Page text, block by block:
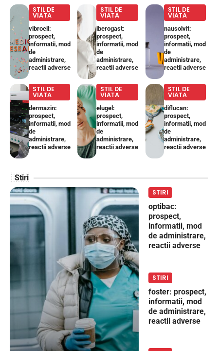
STIL DE
VIATA
vibrocil:
prospect,
informatii, mod
de
administrare,
reactii adverse
STIL DE
VIATA
iberogast:
prospect,
informatii, mod
de
administrare,
reactii adverse
STIL DE
VIATA
nausolvit:
prospect,
informatii, mod
de
administrare,
reactii adverse
STIL DE
VIATA
dermazin:
prospect,
informatii, mod
de
administrare,
reactii adverse
STIL DE
VIATA
elugel:
prospect,
informatii, mod
de
administrare,
reactii adverse
STIL DE
VIATA
diflucan:
prospect,
informatii, mod
de
administrare,
reactii adverse
Stiri
STIRI
optibac:
prospect,
informatii, mod
de administrare,
reactii adverse
STIRI
foster: prospect,
informatii, mod
de administrare,
reactii adverse